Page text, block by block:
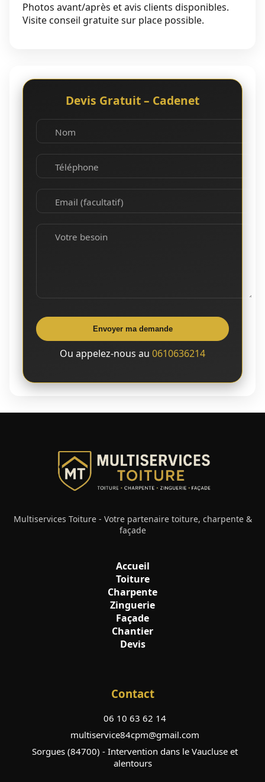
Photos avant/après et avis clients disponibles.
Visite conseil gratuite sur place possible.
Devis Gratuit – Cadenet
Nom
Téléphone
Email (facultatif)
Votre besoin
Envoyer ma demande
Ou appelez-nous au 0610636214
Multiservices Toiture - Votre partenaire toiture, charpente &
façade
Accueil
Toiture
Charpente
Zinguerie
Façade
Chantier
Devis
Contact
06 10 63 62 14
multiservice84cpm@gmail.com
Sorgues (84700) - Intervention dans le Vaucluse et
alentours